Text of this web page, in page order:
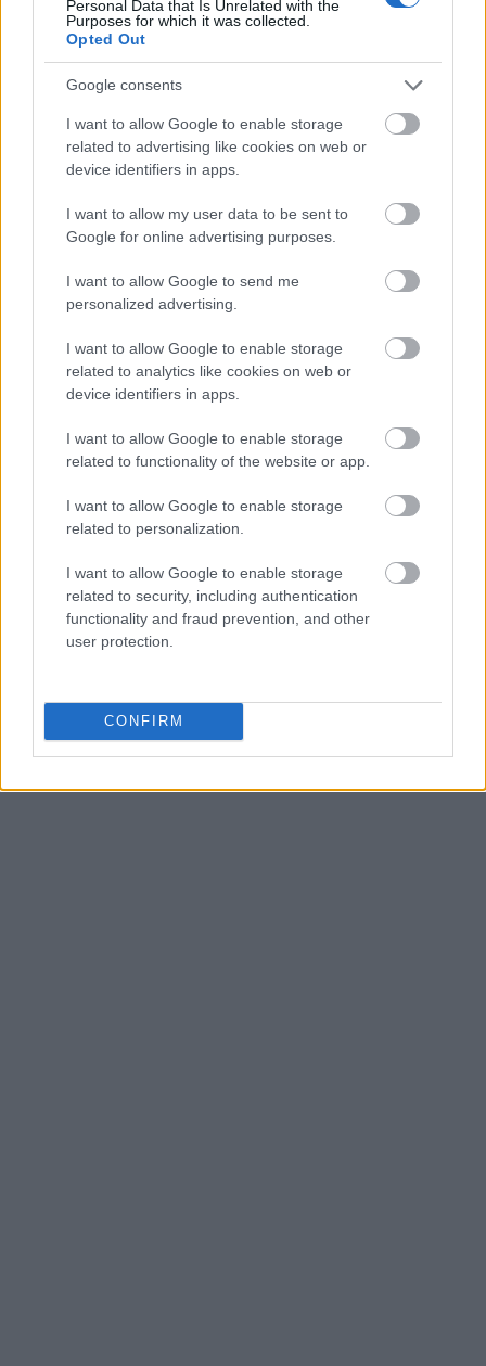
Personal Data that Is Unrelated with the
Purposes for which it was collected.
Opted Out
Google consents
I want to allow Google to enable storage
related to advertising like cookies on web or
device identifiers in apps.
I want to allow my user data to be sent to
Google for online advertising purposes.
I want to allow Google to send me
personalized advertising.
I want to allow Google to enable storage
related to analytics like cookies on web or
device identifiers in apps.
I want to allow Google to enable storage
related to functionality of the website or app.
I want to allow Google to enable storage
related to personalization.
I want to allow Google to enable storage
related to security, including authentication
functionality and fraud prevention, and other
user protection.
CONFIRM